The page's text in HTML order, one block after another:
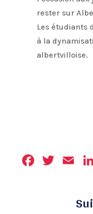
rester sur
Les étudiants
à la
albertvilloise.